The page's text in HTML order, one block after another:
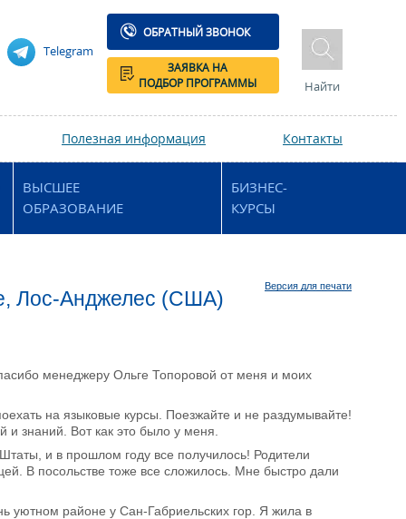
Telegram
ОБРАТНЫЙ ЗВОНОК
ЗАЯВКА НА
ПОДБОР ПРОГРАММЫ
Найти
Полезная информация Контакты
ВЫСШЕЕ
ОБРАЗОВАНИЕ
БИЗНЕС-
КУРСЫ
Версия для печати
Лос-Анджелес (США)
менеджеру Ольге Топоровой от меня и моих
на языковые курсы. Поезжайте и не раздумывайте!
и знаний. Вот как это было у меня.
и в прошлом году все получилось! Родители
В посольстве тоже все сложилось. Мне быстро дали
уютном районе у Сан-Габриельских гор. Я жила в